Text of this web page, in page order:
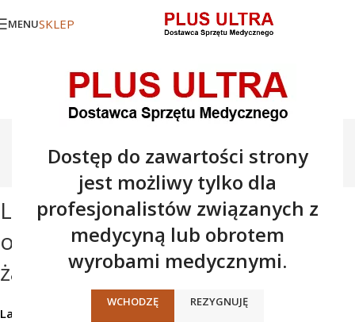
Dostęp do zawartości strony
jest możliwy tylko dla
profesjonalistów związanych z
medycyną lub obrotem
wyrobami medycznymi.
WCHODZĘ REZYGNUJĘ
MENUSKLEP
Videolaryngoskopy
Laryngoskopy światłowodowe z
oświetleniem diodowym LED lub
żarówkowym XHL
Laryngoskop